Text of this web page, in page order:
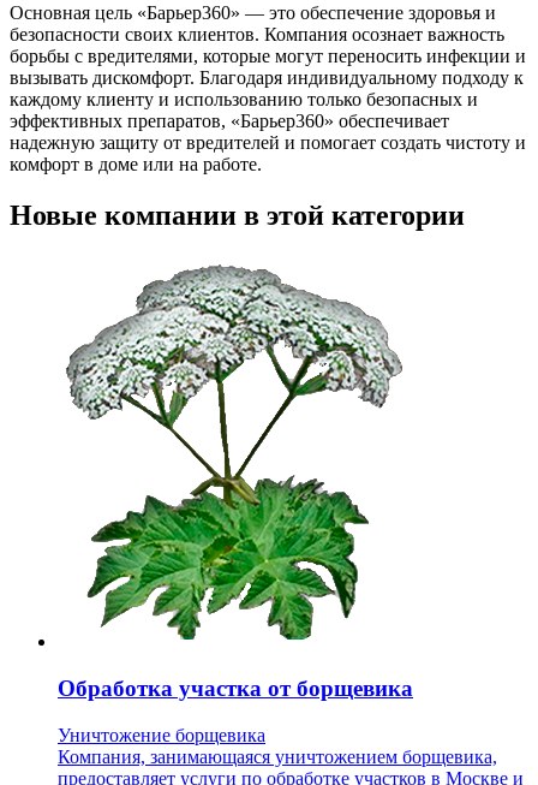
Основная цель «Барьер360» — это обеспечение здоровья и
безопасности своих клиентов. Компания осознает важность
борьбы с вредителями, которые могут переносить инфекции и
вызывать дискомфорт. Благодаря индивидуальному подходу к
каждому клиенту и использованию только безопасных и
эффективных препаратов, «Барьер360» обеспечивает
надежную защиту от вредителей и помогает создать чистоту и
комфорт в доме или на работе.
Новые компании в этой категории
Обработка участка от борщевика
Уничтожение борщевика
Компания, занимающаяся уничтожением борщевика,
предоставляет услуги по обработке участков в Москве и